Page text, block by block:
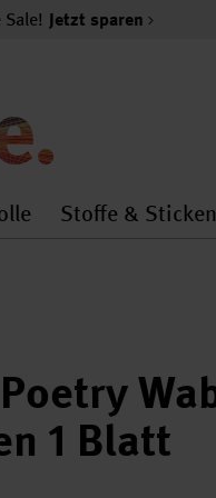
Jetzt sparen
Wolle
Stoffe & Sticken
1 Blatt